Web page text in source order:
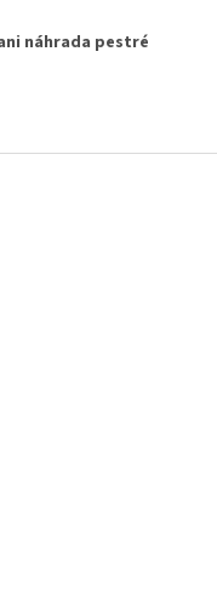
náhrada pestré